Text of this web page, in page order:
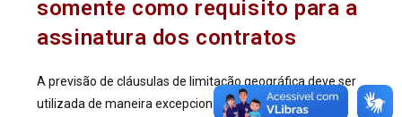
somente como requisito para a
assinatura dos contratos
A previsão de cláusulas de limitação geográfica deve ser
utilizada de maneira excepcional e devidamente